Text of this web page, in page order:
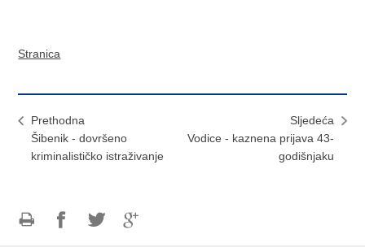
Stranica
Prethodna
Šibenik - dovršeno
kriminalističko istraživanje
Sljedeća
Vodice - kaznena prijava 43-
godišnjaku